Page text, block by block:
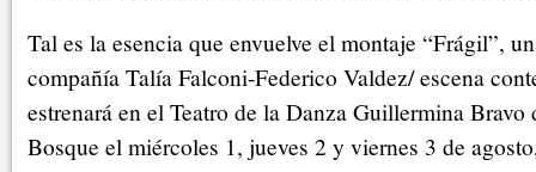
Tal es la esencia que envuelve el montaje “Frágil”,
compañía Talía Falconi-Federico Valdez/ escena
estrenará en el Teatro de la Danza Guillermina
Bosque el miércoles 1, jueves 2 y viernes 3 de